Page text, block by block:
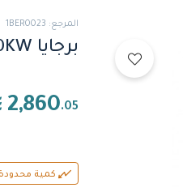
المرجع: 1BER0023
برجايا BJY-IC-5.0KW، موقد حث كهربائي، 5000 واط
2,860.05
كمية محدودة